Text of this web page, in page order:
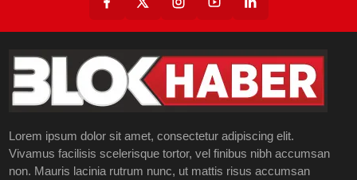
Lorem ipsum dolor sit amet, consectetur adipiscing elit.
Vivamus facilisis scelerisque tortor, vel finibus nibh accumsan
non. Mauris lacinia rutrum nunc, ut mattis risus accumsan